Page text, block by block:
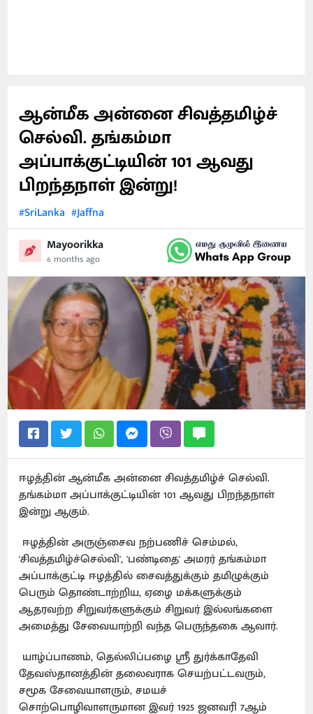
ஆன்மீக அன்னை சிவத்தமிழ்ச்
செல்வி. தங்கம்மா
அப்பாக்குட்டியின் 101 ஆவது
பிறந்தநாள் இன்று!
#SriLanka #Jaffna
Mayoorikka
6 months ago
ஈழத்தின் ஆன்மீக அன்னை சிவத்தமிழ்ச் செல்வி.
தங்கம்மா அப்பாக்குட்டியின் 101 ஆவது பிறந்தநாள்
இன்று ஆகும்.
ஈழத்தின் அருஞ்சைவ நற்பணிச் செம்மல்,
'சிவத்தமிழ்ச்செல்வி', 'பண்டிதை' அமரர் தங்கம்மா
அப்பாக்குட்டி ஈழத்தில் சைவத்துக்கும் தமிழுக்கும்
பெரும் தொண்டாற்றிய, ஏழை மக்களுக்கும்
ஆதரவற்ற சிறுவர்களுக்கும் சிறுவர் இல்லங்களை
அமைத்து சேவையாற்றி வந்த பெருந்தகை ஆவார்.
யாழ்ப்பாணம், தெல்லிப்பழை ஸ்ரீ துர்க்காதேவி
தேவஸ்தானத்தின் தலைவராக செயற்பட்டவரும்,
சமூக சேவையாளரும், சமயச்
சொற்பொழிவாளருமான இவர் 1925 ஜனவரி 7ஆம்